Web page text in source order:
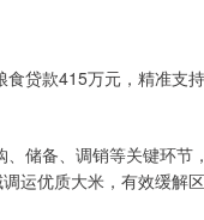
贷款415万元，精准支
储备、调销等关键环节
运优质大米，有效缓解